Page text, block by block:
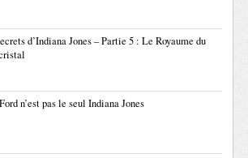
d’Indiana Jones – Partie 5 : Le Royaume du
n’est pas le seul Indiana Jones